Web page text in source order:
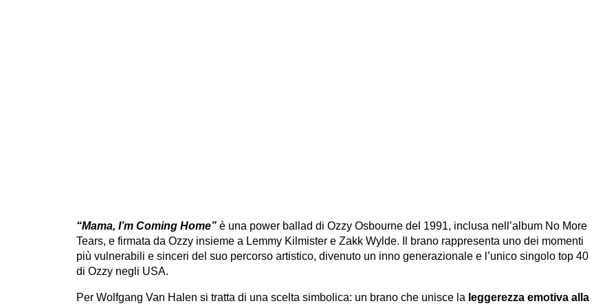
“Mama, I’m Coming Home” è una power ballad di Ozzy Osbourne del 1991, inclusa nell’album No More
Tears, e firmata da Ozzy insieme a Lemmy Kilmister e Zakk Wylde.
Il brano rappresenta uno dei momenti
più vulnerabili e sinceri del suo percorso artistico, divenuto un inno generazionale e l’unico singolo top 40
di Ozzy negli USA.
Per Wolfgang Van Halen si tratta di una scelta simbolica: un brano che unisce la leggerezza emotiva alla